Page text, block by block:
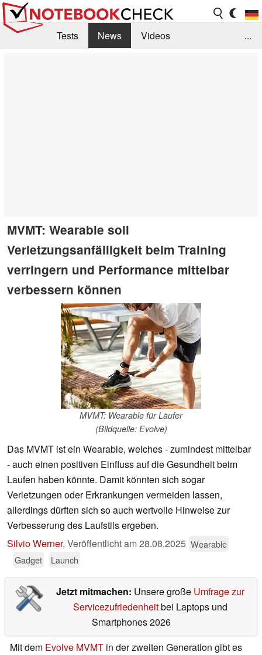
Tests News
Videos
...
MVMT: Wearable soll
Verletzungsanfälligkeit beim Training
verringern und Performance mittelbar
verbessern können
MVMT: Wearable für Läufer
(Bildquelle: Evolve)
Das MVMT ist ein Wearable, welches - zumindest mittelbar
- auch einen positiven Einfluss auf die Gesundheit beim
Laufen haben könnte. Damit könnten sich sogar
Verletzungen oder Erkrankungen vermeiden lassen,
allerdings dürften sich so auch wertvolle Hinweise zur
Verbesserung des Laufstils ergeben.
Silvio Werner, Veröffentlicht am28.08.2025 Wearable
Gadget
Launch
Jetzt mitmachen: Unsere große Umfrage zur
Servicezufriedenheitbei Laptops und
Smartphones 2026
Mit dem Evolve MVMT in der zweiten Generation gibt es